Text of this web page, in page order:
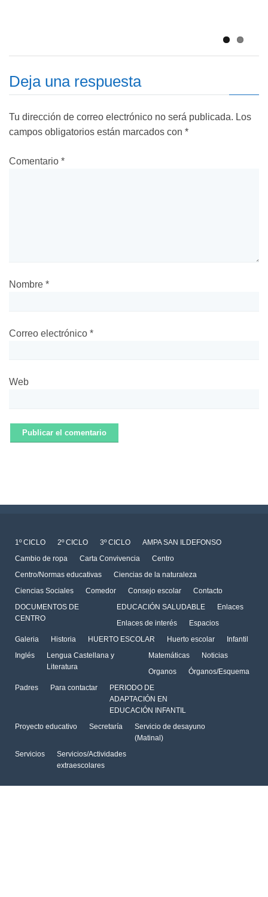
Deja una respuesta
Tu dirección de correo electrónico no será publicada. Los
campos obligatorios están marcados con *
Comentario *
Nombre *
Correo electrónico *
Web
1º CICLO 2º CICLO 3º CICLO
AMPA SAN ILDEFONSO
Cambio de ropa
Carta Convivencia
Centro
Centro/Normas educativas
Ciencias de la naturaleza
Ciencias Sociales
Comedor Consejo escolar
Contacto
DOCUMENTOS DE
CENTRO
EDUCACIÓN SALUDABLE
Enlaces
Enlaces de interés
Espacios
Galeria
Historia HUERTO ESCOLAR Huerto escolar
Infantil
Inglés
Lengua Castellana y
Literatura
Matemáticas
Noticias
Organos
Órganos/Esquema
Padres
Para contactar
PERIODO DE
ADAPTACIÓN EN
EDUCACIÓN INFANTIL
Proyecto educativo
Secretaría
Servicio de desayuno
(Matinal)
Servicios
Servicios/Actividades
extraescolares